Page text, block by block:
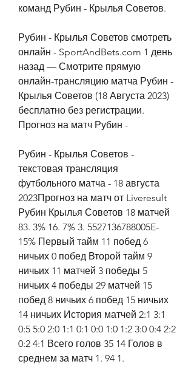
команд Рубин - Крылья Советов.
Рубин - Крылья Советов смотреть
онлайн - SportAndBets.com 1 день
назад — Смотрите прямую
онлайн-трансляцию матча Рубин -
Крылья Советов (18 Августа 2023)
бесплатно без регистрации.
Прогноз на матч Рубин -
Рубин - Крылья Советов -
текстовая трансляция
футбольного матча - 18 августа
2023Прогноз на матч от Liveresult
Рубин Крылья Советов 18 матчей
83. 3% 16. 7% 3. 5527136788005E-
15% Первый тайм 11 побед 6
ничьих 0 побед Второй тайм 9
ничьих 11 матчей 3 победы 5
ничьих 4 победы 29 матчей 15
побед 8 ничьих 6 побед 15 ничьих
14 ничьих История матчей 2:1 3:1
0:5 5:0 2:0 1:1 0:1 0:0 1:0 1:2 3:0 0:4 2:2
0:2 4:1 Всего голов 35 14 Голов в
среднем за матч 1. 94 1.